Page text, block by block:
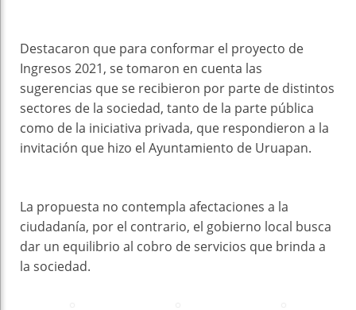
Destacaron que para conformar el proyecto de
Ingresos 2021, se tomaron en cuenta las
sugerencias que se recibieron por parte de distintos
sectores de la sociedad, tanto de la parte pública
como de la iniciativa privada, que respondieron a la
invitación que hizo el Ayuntamiento de Uruapan.
La propuesta no contempla afectaciones a la
ciudadanía, por el contrario, el gobierno local busca
dar un equilibrio al cobro de servicios que brinda a
la sociedad.